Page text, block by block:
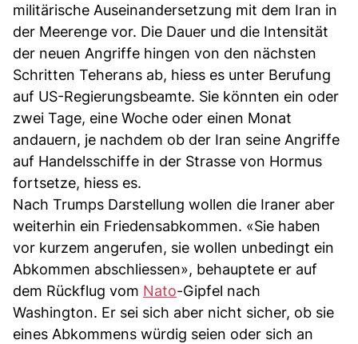
militärische Auseinandersetzung mit dem Iran in
der Meerenge vor. Die Dauer und die Intensität
der neuen Angriffe hingen von den nächsten
Schritten Teherans ab, hiess es unter Berufung
auf US-Regierungsbeamte. Sie könnten ein oder
zwei Tage, eine Woche oder einen Monat
andauern, je nachdem ob der Iran seine Angriffe
auf Handelsschiffe in der Strasse von Hormus
fortsetze, hiess es.
Nach Trumps Darstellung wollen die Iraner aber
weiterhin ein Friedensabkommen. «Sie haben
vor kurzem angerufen, sie wollen unbedingt ein
Abkommen abschliessen», behauptete er auf
dem Rückflug vom Nato-Gipfel nach
Washington. Er sei sich aber nicht sicher, ob sie
eines Abkommens würdig seien oder sich an